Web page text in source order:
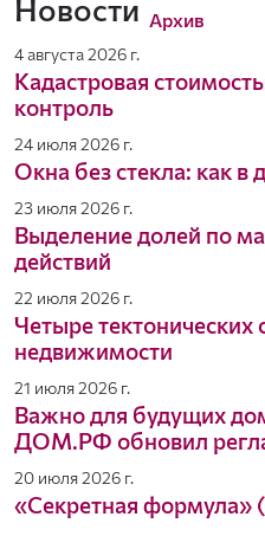
базу данных. Помогаем
продажи, организуем
юридическую чистоту,
сделок.
Полный комплекс услуг
недвижимости:
Наш приоритет —
Придерживаясь его, мы
востребованные услуги в
Помогаем максимально
в новостройках,
недвижимость.
Выполняем комплекс
чтобы убедиться в
недвижимости.
Профессионально
документы,
Проводим показы,
покупателей, помогаем
взаимовыгодных
Квалифицированно
этапе государственной
Новости Архив
4 августа 2026 г.
Кадастровая
контроль
24 июля 2026 г.
Окна без стекла: как в
23 июля 2026 г.
Выделение долей по
действий
22 июля 2026 г.
Четыре тектонических
недвижимости
21 июля 2026 г.
Важно для будущих
ДОМ.РФ обновил
20 июля 2026 г.
«Секретная формула»